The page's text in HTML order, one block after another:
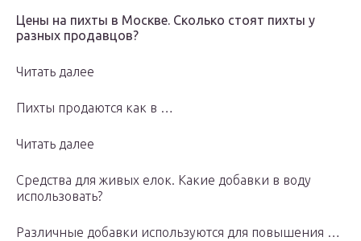
Цены на пихты в Москве. Сколько стоят пихты у
разных продавцов?
Читать далее
Пихты продаются как в …
Читать далее
Средства для живых елок. Какие добавки в воду
использовать?
Различные добавки используются для повышения …